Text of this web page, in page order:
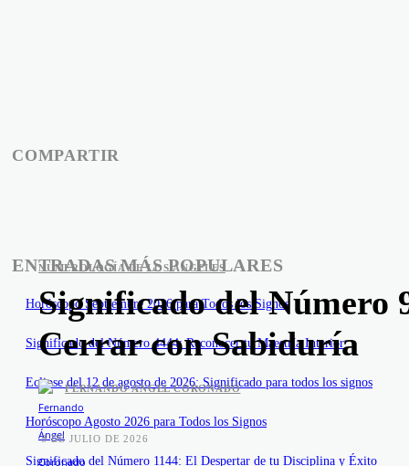
NUMEROLOGÍA DE LOS ÁNGELES
Significado del Número
Cerrar con Sabiduría
FERNANDO ÁNGEL CORONADO
-
8 DE JULIO DE 2026
COMPARTIR
ENTRADAS MÁS POPULARES
Horóscopo Septiembre 2026 para Todos los Signos
Significado del Número 4444: Reconocer tu Maestría Interior
Eclipse del 12 de agosto de 2026: Significado para todos los signos
Horóscopo Agosto 2026 para Todos los Signos
Significado del Número 1144: El Despertar de tu Disciplina y Éxito